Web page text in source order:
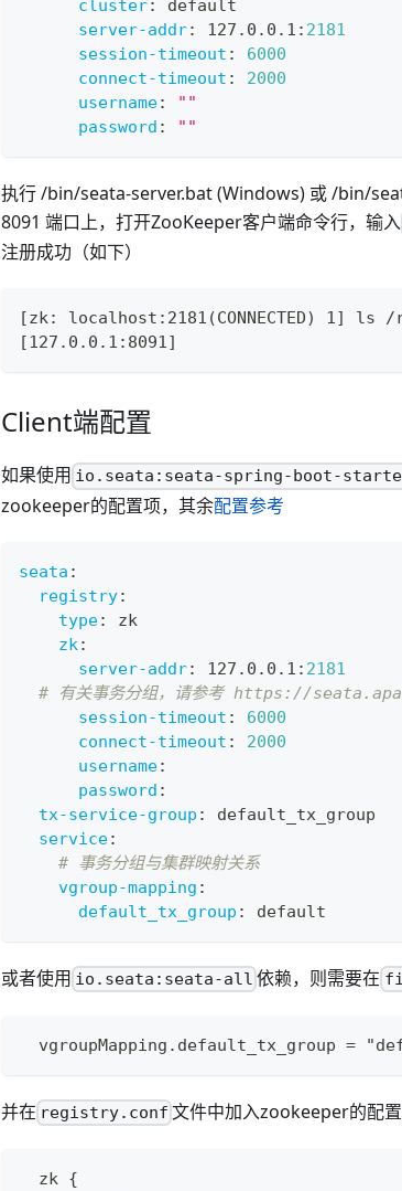
cluster:
default
server-addr: 127.0.0.1 : 2181
session-timeout :
6000
connect-timeout :
2000
username:
""
password : ""
执行 /bin/seata-server.bat (Windows) 或 /bin/
8091 端口上，打开ZooKeeper客户端命令行，输入
注册成功（如下）
[zk: localhost:2181(CONNECTED) 1]
[127.0.0.1:8091]
Client端配置
如果使用 io.seata:seata-spring-boot-
zookeeper的配置项，其余配置参考
seata :
registry:
type:
zk
zk:
server-addr: 127.0.0.1 : 2181
# 有关事务分组，请参考 https://
session-timeout :
6000
connect-timeout :
2000
username:
password :
tx-service-group :
default_tx_group
service:
# 事务分组与集群映射关系
vgroup-mapping :
default_tx_group : default
或者使用 io.seata:seata-all 依赖，则需要在
vgroupMapping.default_tx_group =
并在 registry.conf 文件中加入zookeeper的配
  zk {